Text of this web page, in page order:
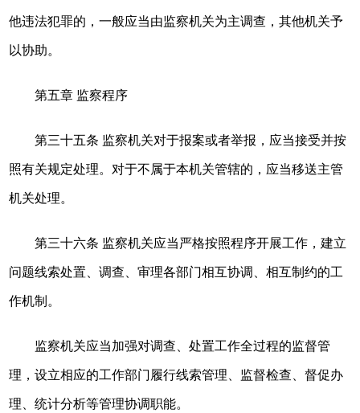
他违法犯罪的，一般应当由监察机关为主调查，其他机关予
以协助。
第五章 监察程序
第三十五条 监察机关对于报案或者举报，应当接受并按
照有关规定处理。对于不属于本机关管辖的，应当移送主管
机关处理。
第三十六条 监察机关应当严格按照程序开展工作，建立
问题线索处置、调查、审理各部门相互协调、相互制约的工
作机制。
监察机关应当加强对调查、处置工作全过程的监督管
理，设立相应的工作部门履行线索管理、监督检查、督促办
理、统计分析等管理协调职能。